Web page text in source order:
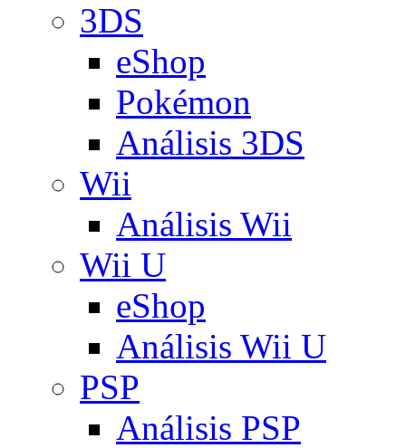
3DS
eShop
Pokémon
Análisis 3DS
Wii
Análisis Wii
Wii U
eShop
Análisis Wii U
PSP
Análisis PSP